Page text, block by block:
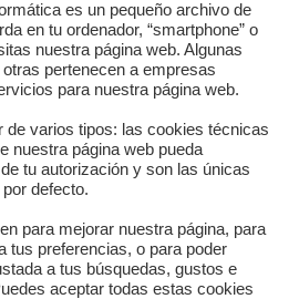
Dónde estamos
departamentos
Horario
de contacto
es un pequeño archivo de
en tu ordenador, “smartphone” o
nuestra página web. Algunas
pertenecen a empresas
para nuestra página web.
de varios tipos: las cookies técnicas
nuestra página web pueda
tu autorización y son las únicas
defecto.
para mejorar nuestra página, para
tus preferencias, o para poder
a tus búsquedas, gustos e
aceptar todas estas cookies